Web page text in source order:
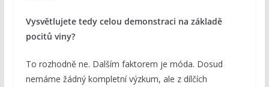
Vysvětlujete tedy celou demonstraci na základě
pocitů viny?
To rozhodně ne. Dalším faktorem je móda. Dosud
nemáme žádný kompletní výzkum, ale z dílčích